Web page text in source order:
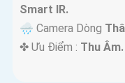
Smart IR.
🌧️ Camera Dòng
️✤ Ưu Điểm : Thu Âm.